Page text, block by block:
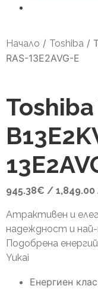
Начало / Toshiba /
RAS-13E2AVG-E
945.38€ / 1,849.00
Атрактивен и
надеждност и най-
Подобрена
Yukai
Енергиен